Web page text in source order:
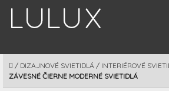
obsah
DOMOV
/ DIZAJNOVÉ SVIETIDLÁ / INTERIÉROVÉ
ZÁVESNÉ ČIERNE MODERNÉ SVIETIDLÁ